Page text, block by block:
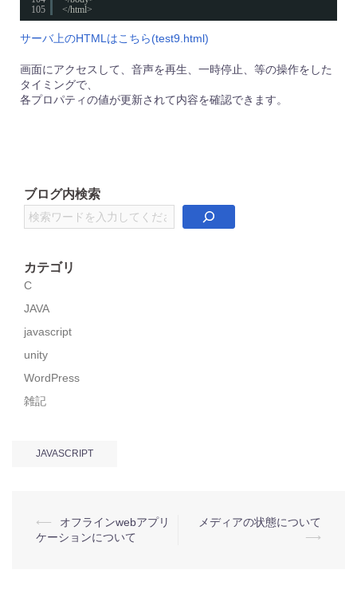
105
</html>
サーバ上のHTMLはこちら(test9.html)
画面にアクセスして、音声を再生、一時停止、等の操作をした
タイミングで、
各プロパティの値が更新されて内容を確認できます。
ブログ内検索
検
索
カテゴリ
C
JAVA
javascript
unity
WordPress
雑記
JAVASCRIPT
投
稿
⟵
オフラインwebアプリ
ケーションについて
メディアの状態について
⟶